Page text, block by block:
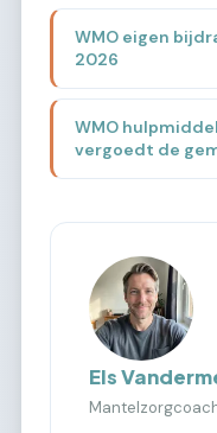
WMO eigen
2026
WMO
vergoedt de
Els